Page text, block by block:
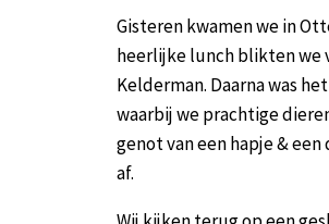
Gisteren kwamen we in
heerlijke lunch blikten we
Kelderman. Daarna was
waarbij we prachtige
genot van een hapje &
af.